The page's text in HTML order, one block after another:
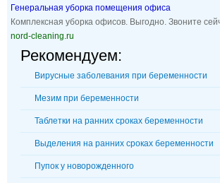
Генеральная уборка помещения офиса
Комплексная уборка офисов. Выгодно. Звоните
nord-cleaning.ru
Рекомендуем:
Вирусные заболевания при беременности
Мезим при беременности
Таблетки на ранних сроках беременности
Выделения на ранних сроках беременности
Пупок у новорожденного